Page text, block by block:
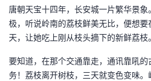
页
开
发
者
唐朝天宝十四年，长安城一片繁华景
极，听说岭南的荔枝鲜美无比，便想
天，让她吃上刚从枝头摘下的新鲜荔枝。
要知道，在那个交通靠走，通讯靠吼
务！荔枝离开树枝，三天就变色变味。